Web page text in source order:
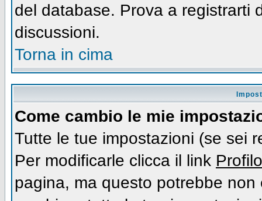
del database. Prova a registrarti
discussioni.
Torna in cima
Come cambio le mie
Tutte le tue impostazioni (se sei
Per modificarle clicca il link Profilo
pagina, ma questo potrebbe